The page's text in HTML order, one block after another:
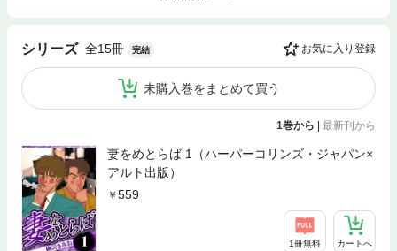
シリーズ 全15冊 完結 お気に入り登録
未購入巻をまとめて買う
1巻から 最新刊から
妻をめとらば 1（ハーパーコリンズ・ジャパン×
アルト出版）
559
1冊無料 カートへ